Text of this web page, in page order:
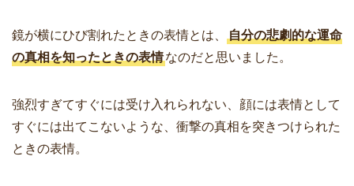
鏡が横にひび割れたときの表情とは、
自分の悲劇的な運命
の真相を知ったときの表情なのだと思いました。
強烈すぎてすぐには受け入れられない、顔には表情として
すぐには出てこないような、衝撃の真相を突きつけられた
ときの表情。